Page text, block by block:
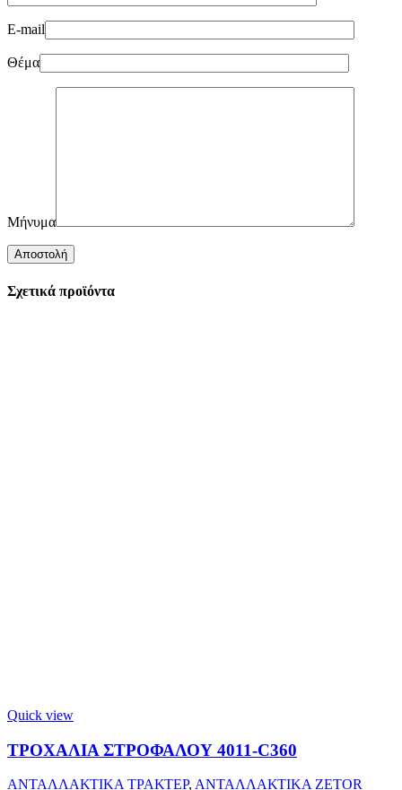
E-mail
Θέμα
Μήνυμα
Σχετικά προϊόντα
Quick view
ΤΡΟΧΑΛΙΑ ΣΤΡΟΦΑΛΟΥ 4011-C360
ΑΝΤΑΛΛΑΚΤΙΚΑ ΤΡΑΚΤΕΡ, ΑΝΤΑΛΛΑΚΤΙΚΑ ZETOR